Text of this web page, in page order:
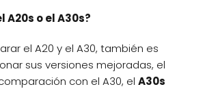
A20s o el A30s?
el A20 y el A30, también es
sus versiones mejoradas, el
con el A30, el A30s